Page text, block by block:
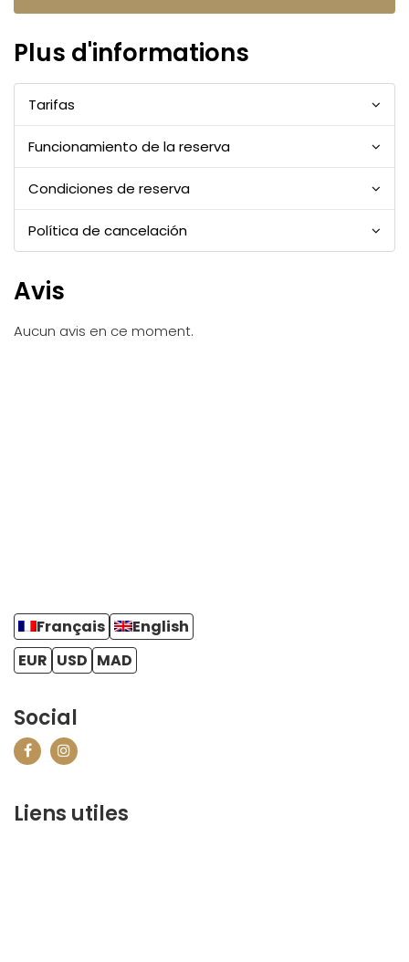
Plus d'informations
Tarifas
Funcionamiento de la reserva
Condiciones de reserva
Política de cancelación
Avis
Aucun avis en ce moment.
Français
English
EUR USD MAD
Social
Liens utiles